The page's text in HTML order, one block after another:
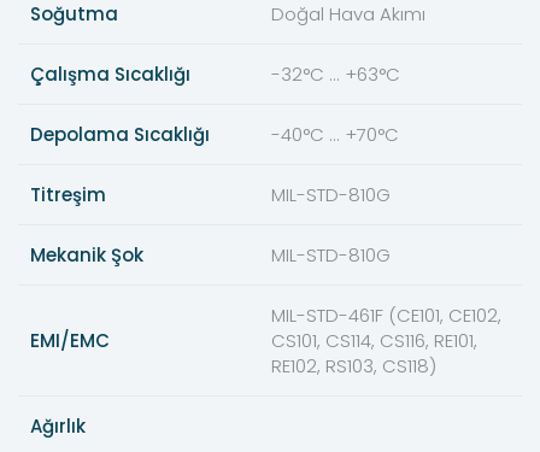
Soğutma Doğal Hava Akımı
Çalışma Sıcaklığı -32°C ... +63°C
Depolama Sıcaklığı -40°C ... +70°C
Titreşim MIL-STD-810G
Mekanik Şok MIL-STD-810G
EMI/EMC
MIL-STD-461F (CE101, CE102,
CS101, CS114, CS116, RE101,
RE102, RS103, CS118)
Ağırlık